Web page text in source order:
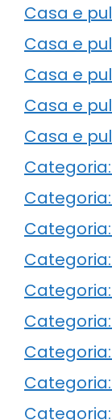
Casa e
Casa e
Casa e
Casa e
Casa e